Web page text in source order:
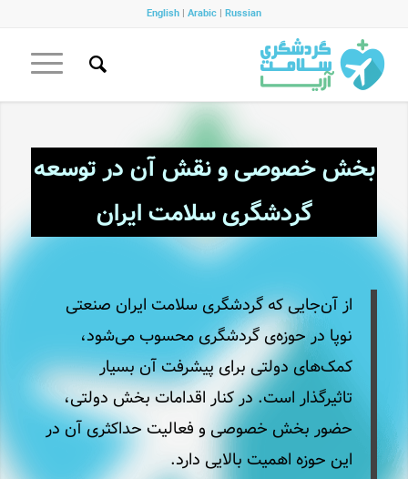
English | Arabic | Russian
بخش خصوصی و نقش آن در توسعه
گردشگری سلامت ایران
از آن‌جایی که گردشگری سلامت ایران صنعتی
نوپا در حوزه‌ی گردشگری محسوب می‌شود،
کمک­‌های دولتی برای پیشرفت آن بسیار
تاثیرگذار است. در کنار اقدامات بخش دولتی،
حضور بخش خصوصی و فعالیت حداکثری آن در
این حوزه اهمیت بالایی دارد.